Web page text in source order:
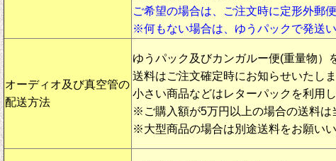
ご希望の場合は、ご注文時に定形外郵
※何もない場合は、ゆうパックで発送い
オーディオ及び真空管の
配送方法
ゆうパック及びカンガルー便(重量物）
送料はご注文確定時にお知らせいたしま
小さい商品などはレターパックを利用し
※ご購入額が5万円以上の場合の送料は
※大型商品の場合は別途送料をお願いい